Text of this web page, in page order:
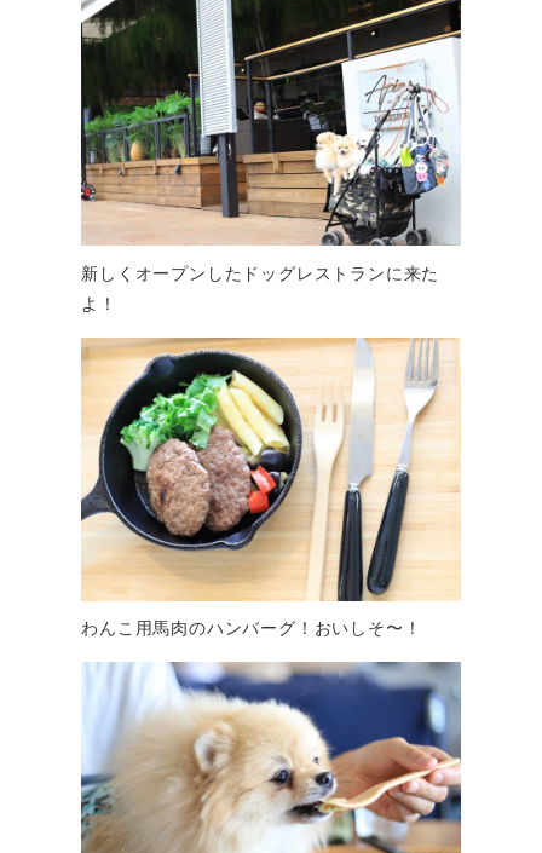
新しくオープンしたドッグレストランに来た
よ！
わんこ用馬肉のハンバーグ！おいしそ〜！